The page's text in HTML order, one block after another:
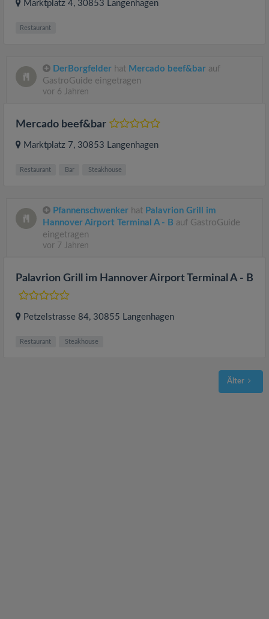
Marktplatz 4, 30853 Langenhagen
Restaurant
DerBorgfelder hat Mercado beef&bar auf
GastroGuide eingetragen
vor 6 Jahren
Mercado beef&bar
Marktplatz 7, 30853 Langenhagen
Restaurant Bar Steakhouse
Pfannenschwenker hat Palavrion Grill im
Hannover Airport Terminal A - B auf GastroGuide
eingetragen
vor 7 Jahren
Palavrion Grill im Hannover Airport Terminal A - B
Petzelstrasse 84, 30855 Langenhagen
Restaurant Steakhouse
Älter